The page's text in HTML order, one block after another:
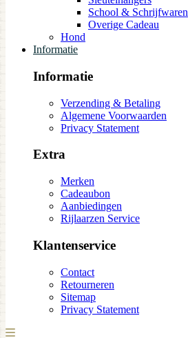
School & Schrijfwaren
Overige Cadeau
Hond
Informatie
Informatie
Verzending & Betaling
Algemene Voorwaarden
Privacy Statement
Extra
Merken
Cadeaubon
Aanbiedingen
Rijlaarzen Service
Klantenservice
Contact
Retourneren
Sitemap
Privacy Statement